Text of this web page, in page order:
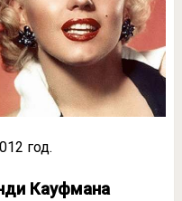
год.
Кауфмана